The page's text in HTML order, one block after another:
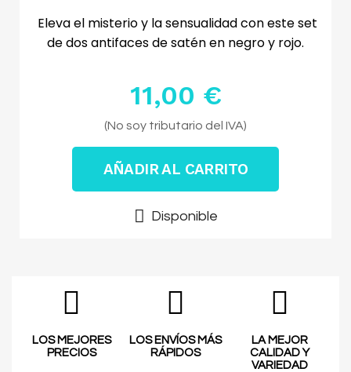
Eleva el misterio y la sensualidad con este set
de dos antifaces de satén en negro y rojo.
11,00 €
Impuestos excluidos
(No soy tributario del IVA)
AÑADIR AL CARRITO
Disponible
LOS MEJORES
PRECIOS
LOS ENVÍOS MÁS
RÁPIDOS
LA MEJOR
CALIDAD Y
VARIEDAD